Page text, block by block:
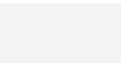
Противовоспалительный,